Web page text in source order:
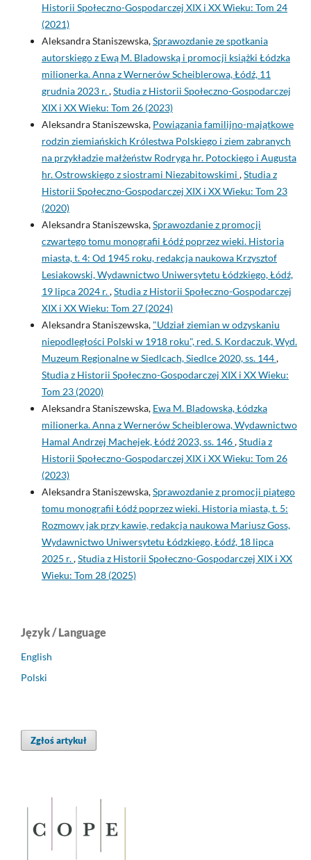
Historii Społeczno-Gospodarczej XIX i XX Wieku: Tom 24
(2021)
Aleksandra Staniszewska,Sprawozdanie ze spotkania
autorskiego z Ewą M. Bladowską i promocji książki Łódzka
milionerka. Anna z Wernerów Scheiblerowa, Łódź, 11
grudnia 2023 r.,Studia z Historii Społeczno-Gospodarczej
XIX i XX Wieku: Tom 26 (2023)
Aleksandra Staniszewska, Powiązania familijno-majątkowe
rodzin ziemiańskich Królestwa Polskiego i ziem zabranych
na przykładzie małżeństw Rodryga hr. Potockiego i Augusta
hr. Ostrowskiego z siostrami Niezabitowskimi ,Studia z
Historii Społeczno-Gospodarczej XIX i XX Wieku: Tom 23
(2020)
Aleksandra Staniszewska,Sprawozdanie z promocji
czwartego tomu monografii Łódź poprzez wieki. Historia
miasta, t. 4: Od 1945 roku, redakcja naukowa Krzysztof
Lesiakowski, Wydawnictwo Uniwersytetu Łódzkiego, Łódź,
19 lipca 2024 r.,Studia z Historii Społeczno-Gospodarczej
XIX i XX Wieku: Tom 27 (2024)
Aleksandra Staniszewska, "Udział ziemian w odzyskaniu
niepodległości Polski w 1918 roku", red. S. Kordaczuk, Wyd.
Muzeum Regionalne w Siedlcach, Siedlce 2020, ss. 144,
Studia z Historii Społeczno-Gospodarczej XIX i XX Wieku:
Tom 23 (2020)
Aleksandra Staniszewska, Ewa M. Bladowska, Łódzka
milionerka. Anna z Wernerów Scheiblerowa, Wydawnictwo
Hamal Andrzej Machejek, Łódź 2023, ss. 146,Studia z
Historii Społeczno-Gospodarczej XIX i XX Wieku: Tom 26
(2023)
Aleksandra Staniszewska,Sprawozdanie z promocji piątego
tomu monografii Łódź poprzez wieki. Historia miasta, t. 5:
Rozmowy jak przy kawie, redakcja naukowa Mariusz Goss,
Wydawnictwo Uniwersytetu Łódzkiego, Łódź, 18 lipca
2025 r.,Studia z Historii Społeczno-Gospodarczej XIX i XX
Wieku: Tom 28 (2025)
Język / Language
English
Polski
Zgłoś artykuł